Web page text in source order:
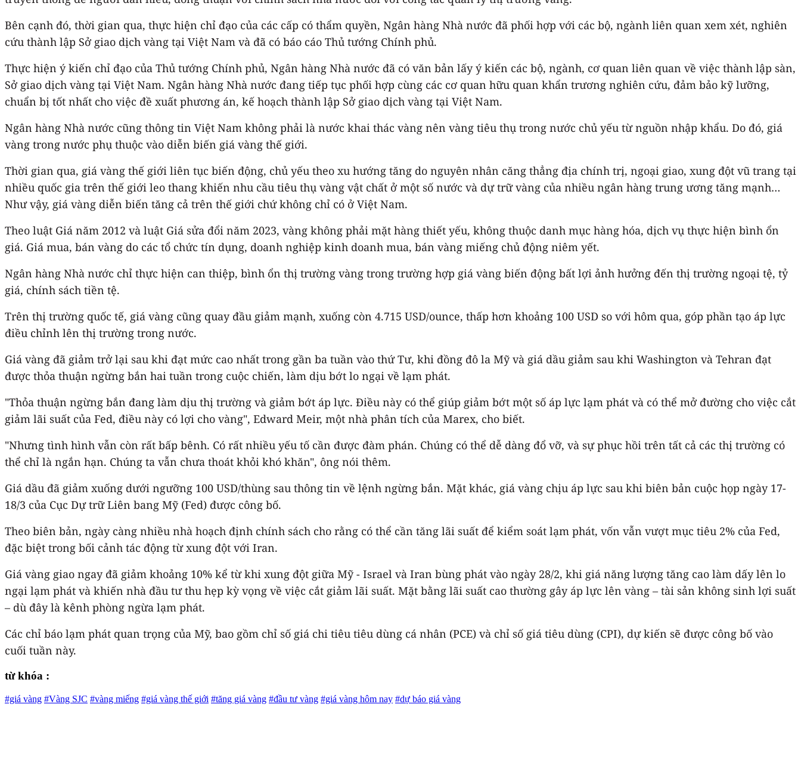
Bên cạnh đó, thời gian qua, thực hiện chỉ đạo của các cấp có thẩm quyền, Ngân hàng Nhà nước đã phối hợp với các bộ, ngành liên quan xem xét, nghiên
cứu thành lập Sở giao dịch vàng tại Việt Nam và đã có báo cáo Thủ tướng Chính phủ.
Thực hiện ý kiến chỉ đạo của Thủ tướng Chính phủ, Ngân hàng Nhà nước đã có văn bản lấy ý kiến các bộ, ngành, cơ quan liên quan về việc thành lập sàn,
Sở giao dịch vàng tại Việt Nam. Ngân hàng Nhà nước đang tiếp tục phối hợp cùng các cơ quan hữu quan khẩn trương nghiên cứu, đảm bảo kỹ lưỡng,
chuẩn bị tốt nhất cho việc đề xuất phương án, kế hoạch thành lập Sở giao dịch vàng tại Việt Nam.
Ngân hàng Nhà nước cũng thông tin Việt Nam không phải là nước khai thác vàng nên vàng tiêu thụ trong nước chủ yếu từ nguồn nhập khẩu. Do đó, giá
vàng trong nước phụ thuộc vào diễn biến giá vàng thế giới.
Thời gian qua, giá vàng thế giới liên tục biến động, chủ yếu theo xu hướng tăng do nguyên nhân căng thẳng địa chính trị, ngoại giao, xung đột vũ trang tại
nhiều quốc gia trên thế giới leo thang khiến nhu cầu tiêu thụ vàng vật chất ở một số nước và dự trữ vàng của nhiều ngân hàng trung ương tăng mạnh…
Như vậy, giá vàng diễn biến tăng cả trên thế giới chứ không chỉ có ở Việt Nam.
Theo luật Giá năm 2012 và luật Giá sửa đổi năm 2023, vàng không phải mặt hàng thiết yếu, không thuộc danh mục hàng hóa, dịch vụ thực hiện bình ổn
giá. Giá mua, bán vàng do các tổ chức tín dụng, doanh nghiệp kinh doanh mua, bán vàng miếng chủ động niêm yết.
Ngân hàng Nhà nước chỉ thực hiện can thiệp, bình ổn thị trường vàng trong trường hợp giá vàng biến động bất lợi ảnh hưởng đến thị trường ngoại tệ, tỷ
giá, chính sách tiền tệ.
Trên thị trường quốc tế, giá vàng cũng quay đầu giảm mạnh, xuống còn 4.715 USD/ounce, thấp hơn khoảng 100 USD so với hôm qua, góp phần tạo áp lực
điều chỉnh lên thị trường trong nước.
Giá vàng đã giảm trở lại sau khi đạt mức cao nhất trong gần ba tuần vào thứ Tư, khi đồng đô la Mỹ và giá dầu giảm sau khi Washington và Tehran đạt
được thỏa thuận ngừng bắn hai tuần trong cuộc chiến, làm dịu bớt lo ngại về lạm phát.
"Thỏa thuận ngừng bắn đang làm dịu thị trường và giảm bớt áp lực. Điều này có thể giúp giảm bớt một số áp lực lạm phát và có thể mở đường cho việc cắt
giảm lãi suất của Fed, điều này có lợi cho vàng", Edward Meir, một nhà phân tích của Marex, cho biết.
"Nhưng tình hình vẫn còn rất bấp bênh. Có rất nhiều yếu tố cần được đàm phán. Chúng có thể dễ dàng đổ vỡ, và sự phục hồi trên tất cả các thị trường có
thể chỉ là ngắn hạn. Chúng ta vẫn chưa thoát khỏi khó khăn", ông nói thêm.
Giá dầu đã giảm xuống dưới ngưỡng 100 USD/thùng sau thông tin về lệnh ngừng bắn. Mặt khác, giá vàng chịu áp lực sau khi biên bản cuộc họp ngày 17-
18/3 của Cục Dự trữ Liên bang Mỹ (Fed) được công bố.
Theo biên bản, ngày càng nhiều nhà hoạch định chính sách cho rằng có thể cần tăng lãi suất để kiểm soát lạm phát, vốn vẫn vượt mục tiêu 2% của Fed,
đặc biệt trong bối cảnh tác động từ xung đột với Iran.
Giá vàng giao ngay đã giảm khoảng 10% kể từ khi xung đột giữa Mỹ - Israel và Iran bùng phát vào ngày 28/2, khi giá năng lượng tăng cao làm dấy lên lo
ngại lạm phát và khiến nhà đầu tư thu hẹp kỳ vọng về việc cắt giảm lãi suất. Mặt bằng lãi suất cao thường gây áp lực lên vàng – tài sản không sinh lợi suất
– dù đây là kênh phòng ngừa lạm phát.
Các chỉ báo lạm phát quan trọng của Mỹ, bao gồm chỉ số giá chi tiêu tiêu dùng cá nhân (PCE) và chỉ số giá tiêu dùng (CPI), dự kiến sẽ được công bố vào
cuối tuần này.
từ khóa :
#giá vàng #Vàng SJC #vàng miếng #giá vàng thế giới #tăng giá vàng #đầu tư vàng #giá vàng hôm nay #dự báo giá vàng